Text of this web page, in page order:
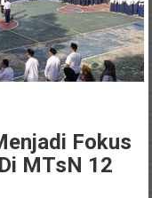
Fokus
MTsN 12